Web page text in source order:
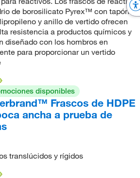
de borosilicato Pyrex™ con tapón
y anillo de vertido ofrecen
resistencia a productos químicos y
diseñado con los hombros en
para proporcionar un vertido
disponibles
Frascos de HDPE
ancha a prueba de
translúcidos y rígidos